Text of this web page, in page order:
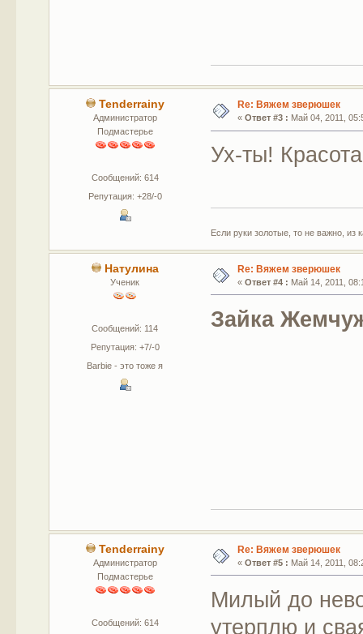
Tenderrainy
Администратор
Подмастерье
Сообщений: 614
Репутация: +28/-0
Re: Вяжем зверюшек
« Ответ #3 : Май 04, 2011,
Ух-ты!
Если руки золотые, то не важно, из
Натулина
Ученик
Сообщений: 114
Репутация: +7/-0
Barbie - это тоже я
Re: Вяжем зверюшек
« Ответ #4 : Май 14, 2011,
Зайка
Tenderrainy
Администратор
Подмастерье
Сообщений: 614
Re: Вяжем зверюшек
« Ответ #5 : Май 14, 2011,
Милый до
утерплю и